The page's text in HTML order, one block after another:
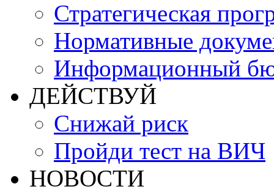
Стратегическая
Нормативные
Информационный
ДЕЙСТВУЙ
Снижай риск
Пройди тест на ВИЧ
НОВОСТИ